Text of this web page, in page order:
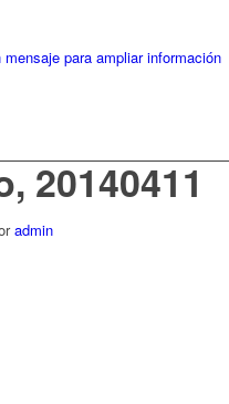
para ampliar información
20140411
admin